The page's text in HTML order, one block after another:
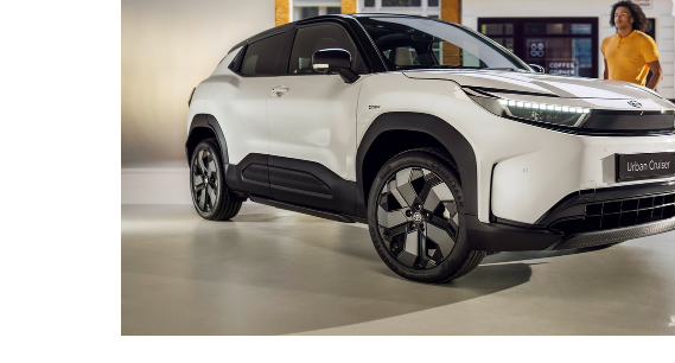
Vanaf € 76.695,- Vanaf € 27.945,-
Proace Max (excl. BTW)
OOK ALS BATTERIJ-
ELEKTRISCH
Vanaf € 46.301,-
Hilux (excl. BTW)
OOK ALS BATTERIJ-
ELEKTRISCH
Vanaf € 56.570,-